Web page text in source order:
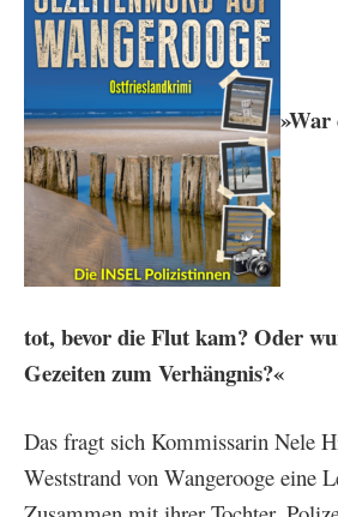
»War
tot, bevor die Flut kam? Oder
Gezeiten zum Verhängnis?«
Das fragt sich Kommissarin Nele
Weststrand von Wangerooge eine